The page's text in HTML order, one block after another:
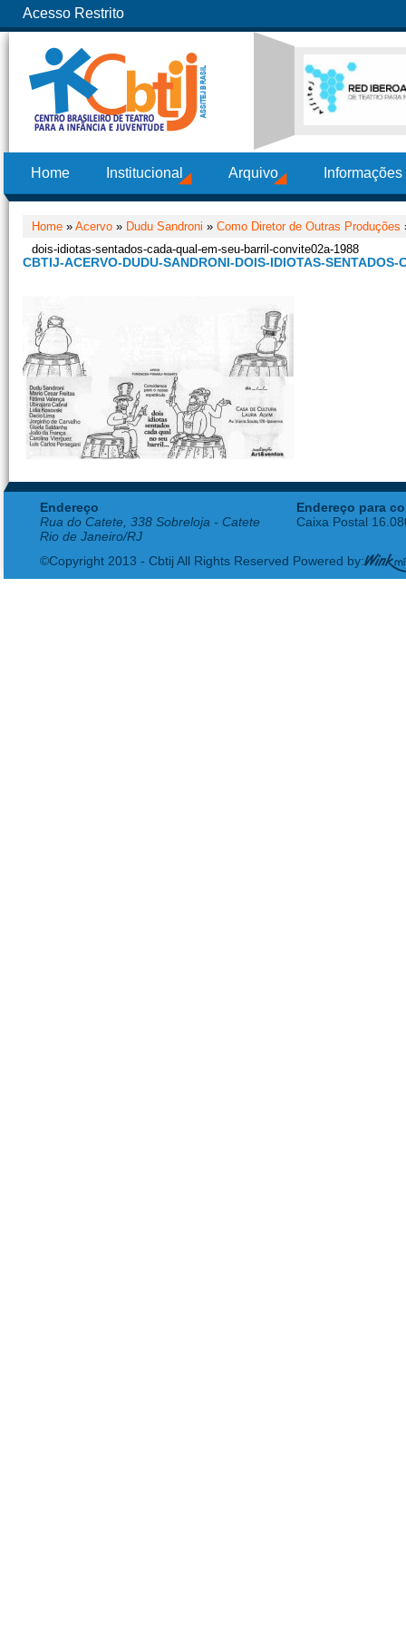
Acesso Restrito
Home Institucional Arquivo
Home » Acervo » Dudu Sandroni » Como Diretor de Outras Produções
dois-idiotas-sentados-cada-qual-em-seu-barril-convite02a-1988
CBTIJ-ACERVO-DUDU-SANDRONI-DOIS-IDIOTAS-
Endereço
Rua do Catete, 338 Sobreloja - Catete
Rio de Janeiro/RJ
Endereço para
Caixa Postal
©Copyright 2013 - Cbtij All Rights Reserved Powered by: